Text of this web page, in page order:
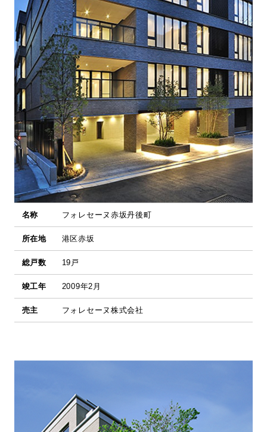
名称 フォレセーヌ赤坂丹後町
所在地 港区赤坂
総戸数 19戸
竣工年 2009年2月
売主 フォレセーヌ株式会社